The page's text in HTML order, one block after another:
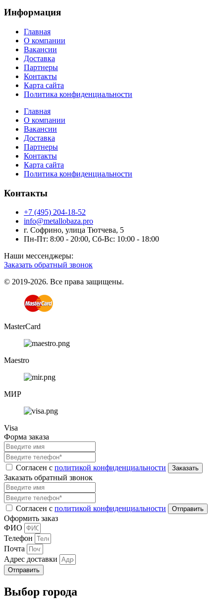
Информация
Главная
О компании
Вакансии
Доставка
Партнеры
Контакты
Карта сайта
Политика конфиденциальности
Главная
О компании
Вакансии
Доставка
Партнеры
Контакты
Карта сайта
Политика конфиденциальности
Контакты
+7 (495) 204-18-52
info@metallobaza.pro
г. Софрино, улица Тютчева, 5
Пн-Пт: 8:00 - 20:00, Сб-Вс: 10:00 - 18:00
Наши мессенджеры:
Заказать обратный звонок
© 2019-2026. Все права защищены.
MasterCard
Maestro
МИР
Visa
Форма заказа
Согласен с политикой конфиденциальности
Заказать обратный звонок
Согласен с политикой конфиденциальности
Оформить заказ
ФИО
Телефон
Почта
Адрес доставки
Отправить
Выбор города